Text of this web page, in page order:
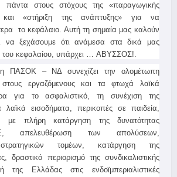
πάντα στους στόχους της «παραγωγικής
και «στήριξη της ανάπτυξης» για να
το κεφάλαιο. Αυτή τη σημαία μας καλούν
να ξεχάσουμε ότι ανάμεσα στα δικά μας
του κεφαλαίου, υπάρχει … ΑΒΥΣΣΟΣ!.
ΠΑΣΟΚ – ΝΔ συνεχίζει την ολομέτωπη
στους εργαζόμενους και τα φτωχά λαϊκά
για το ασφαλιστικό, τη συνέχιση της
λαϊκά εισοδήματα, περικοπές σε παιδεία,
με πλήρη κατάργηση της δυνατότητας
απελευθέρωση των απολύσεων,
στρατηγικών τομέων, κατάργηση της
δραστικό περιορισμό της συνδικαλιστικής
της Ελλάδας στις ενδοϊμπεριαλιστικές